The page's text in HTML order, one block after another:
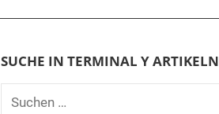
SUCHE IN TERMINAL Y ARTIKELN
Suchen